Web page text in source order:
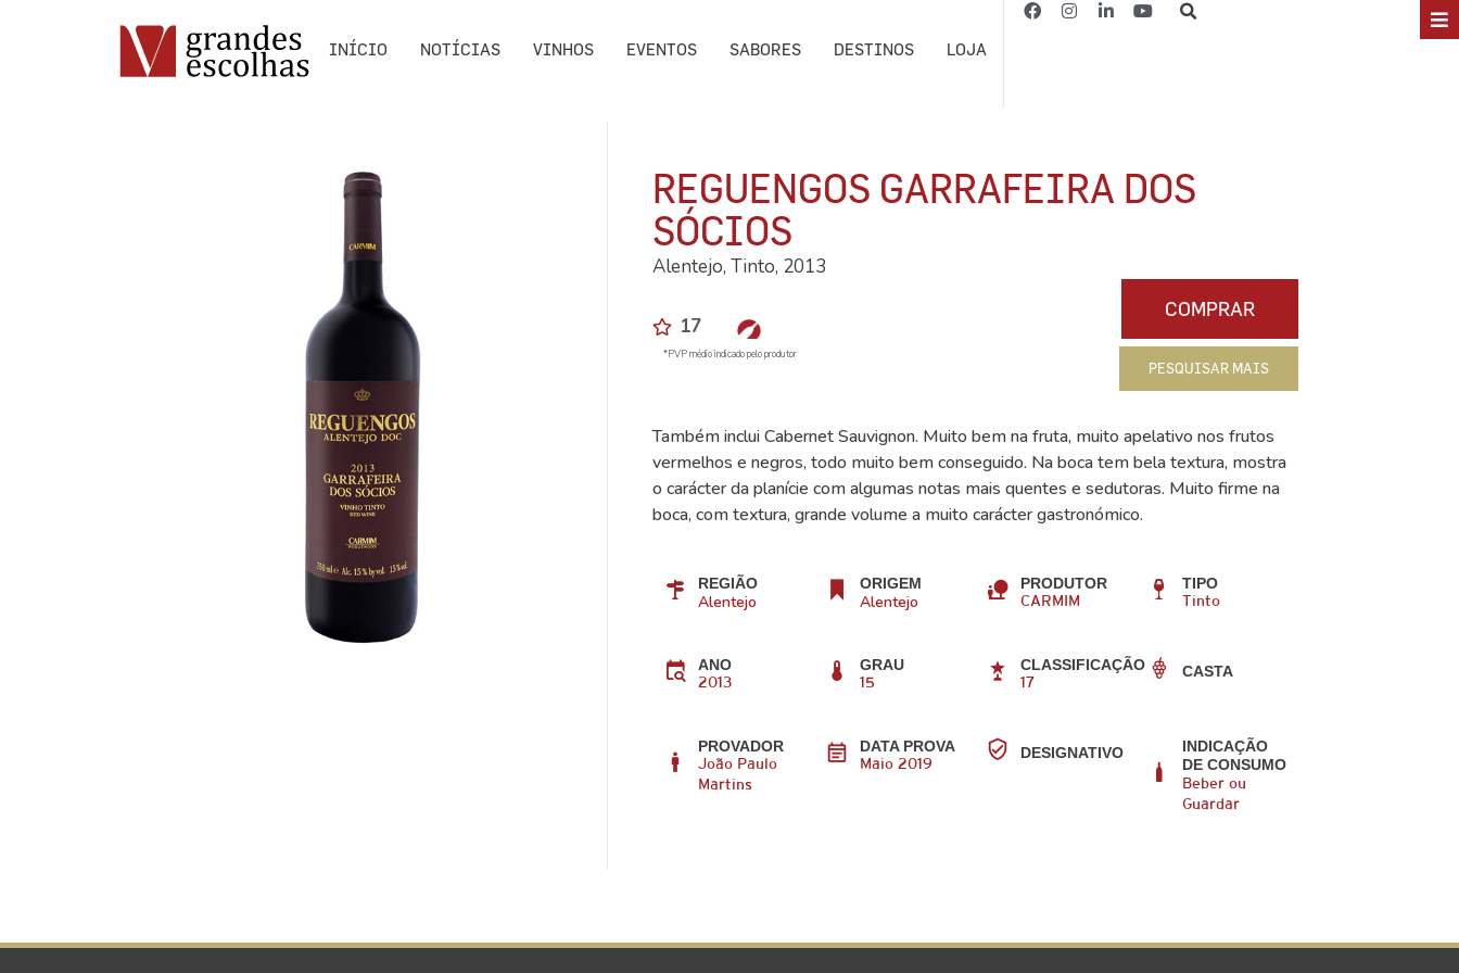
INÍCIO NOTÍCIAS VINHOS EVENTOS SABORES DESTINOS LOJA
REGUENGOS GARRAFEIRA DOS
SÓCIOS
Alentejo, Tinto, 2013
17
*PVP médio indicado pelo produtor
COMPRAR
PESQUISAR MAIS
Também inclui Cabernet Sauvignon. Muito bem na fruta, muito apelativo nos frutos
vermelhos e negros, todo muito bem conseguido. Na boca tem bela textura, mostra
o carácter da planície com algumas notas mais quentes e sedutoras. Muito firme na
boca, com textura, grande volume a muito carácter gastronómico.
REGIÃO
Alentejo
ORIGEM
Alentejo
PRODUTOR
CARMIM
TIPO
Tinto
ANO
2013
GRAU
15
CLASSIFICAÇÃO
17
CASTA
PROVADOR
João Paulo
Martins
DATA PROVA
Maio 2019
DESIGNATIVO
INDICAÇÃO
DE CONSUMO
Beber ou
Guardar